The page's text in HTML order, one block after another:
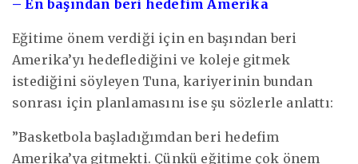
– En başından beri hedefim Amerika
Eğitime önem verdiği için en başından beri
Amerika’yı hedeflediğini ve koleje gitmek
istediğini söyleyen Tuna, kariyerinin bundan
sonrası için planlamasını ise şu sözlerle anlattı:
”Basketbola başladığımdan beri hedefim
Amerika’ya gitmekti. Çünkü eğitime çok önem